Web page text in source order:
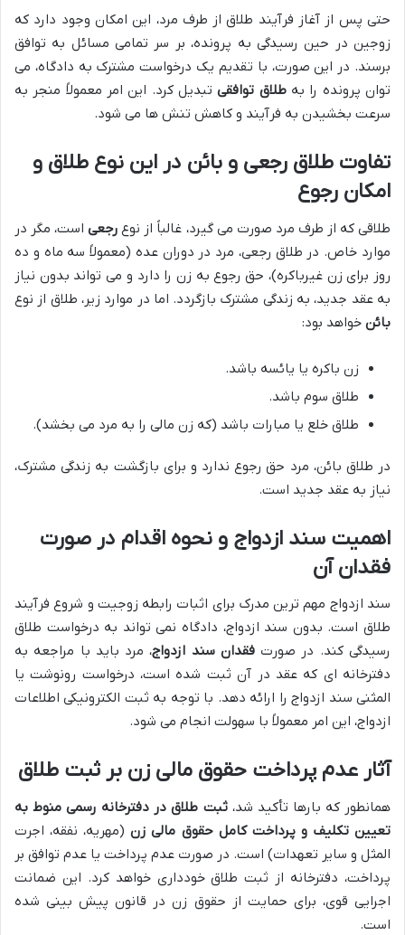
حتی پس از آغاز فرآیند طلاق از طرف مرد، این امکان وجود دارد که
زوجین در حین رسیدگی به پرونده، بر سر تمامی مسائل به توافق
برسند. در این صورت، با تقدیم یک درخواست مشترک به دادگاه، می
توان پرونده را بهطلاق توافقیتبدیل کرد. این امر معمولاً منجر به
سرعت بخشیدن به فرآیند و کاهش تنش ها می شود.
تفاوت طلاق رجعی و بائن در این نوع طلاق و
امکان رجوع
طلاقی که از طرف مرد صورت می گیرد، غالباً از نوع رجعیاست، مگر در
موارد خاص. در طلاق رجعی، مرد در دوران عده (معمولاً سه ماه و ده
روز برای زن غیرباکره)، حق رجوع به زن را دارد و می تواند بدون نیاز
به عقد جدید، به زندگی مشترک بازگردد. اما در موارد زیر، طلاق از نوع
بائن خواهد بود:
زن باکره یا یائسه باشد.
طلاق سوم باشد.
طلاق خلع یا مبارات باشد (که زن مالی را به مرد می بخشد).
در طلاق بائن، مرد حق رجوع ندارد و برای بازگشت به زندگی مشترک،
نیاز به عقد جدید است.
اهمیت سند ازدواج و نحوه اقدام در صورت
فقدان آن
سند ازدواج مهم ترین مدرک برای اثبات رابطه زوجیت و شروع فرآیند
طلاق است. بدون سند ازدواج، دادگاه نمی تواند به درخواست طلاق
رسیدگی کند. در صورتفقدان سند ازدواج، مرد باید با مراجعه به
دفترخانه ای که عقد در آن ثبت شده است، درخواست رونوشت یا
المثنی سند ازدواج را ارائه دهد. با توجه به ثبت الکترونیکی اطلاعات
ازدواج، این امر معمولاً با سهولت انجام می شود.
آثار عدم پرداخت حقوق مالی زن بر ثبت طلاق
همانطور که بارها تأکید شد،ثبت طلاق در دفترخانه رسمی منوط به
تعیین تکلیف و پرداخت کامل حقوق مالی زن(مهریه، نفقه، اجرت
المثل و سایر تعهدات) است. در صورت عدم پرداخت یا عدم توافق بر
پرداخت، دفترخانه از ثبت طلاق خودداری خواهد کرد. این ضمانت
اجرایی قوی، برای حمایت از حقوق زن در قانون پیش بینی شده
است.